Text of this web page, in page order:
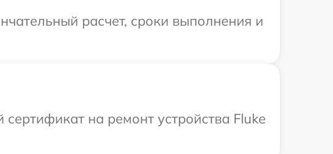
расчет, сроки выполнения и
на ремонт устройства Fluke